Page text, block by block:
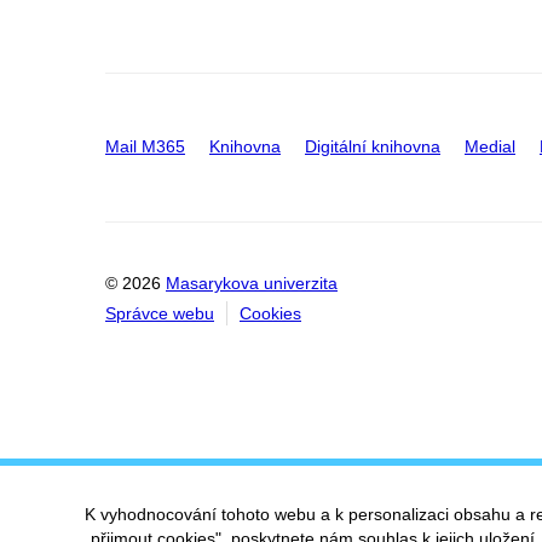
Mail M365 Knihovna Digitální knihovna Medial
© 2026 Masarykova univerzita
Správce webu
Cookies
K vyhodnocování tohoto webu a k personalizaci obsahu a